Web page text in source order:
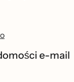
e-mail